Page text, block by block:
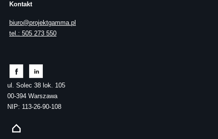
Kontakt
biuro@projektgamma.pl
tel.: 505 273 550
ul. Solec 38 lok. 105
00-394 Warszawa
NIP: 113-26-90-108